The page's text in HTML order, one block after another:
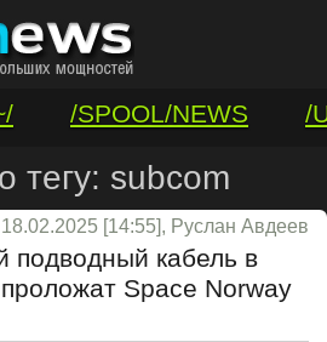
/SPOOL/NEWS
/
тегу: subcom
18.02.2025 [14:55], Руслан Авдеев
кабель в
Space Norway